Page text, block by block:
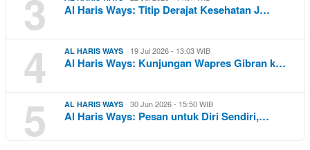
3 Al Haris Ways: Titip Derajat Kesehatan J…
4 AL HARIS WAYS 19 Jul 2026 - 13:03 WIB
Al Haris Ways: Kunjungan Wapres Gibran k…
5 AL HARIS WAYS 30 Jun 2026 - 15:50 WIB
Al Haris Ways: Pesan untuk Diri Sendiri,…